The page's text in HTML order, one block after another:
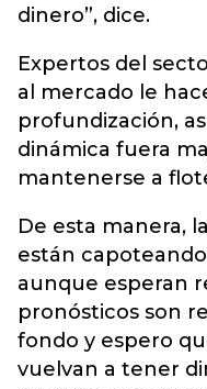
dinero”, dice.
Expertos del
al mercado le
profundización,
dinámica fuera
mantenerse a
De esta manera,
están
aunque esperan
pronósticos son
fondo y espero
vuelvan a tener